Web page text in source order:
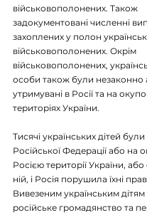
військовополонених. Також
задокументовані численні
захоплених у полон
військовополонених. Окрім
військовополонених,
особи також були незаконно
утримувані в Росії та на
територіях України.
Тисячі українських дітей
Російської Федерації або на
Росією території України,
ній, і Росія порушила їхні
Вивезеним українським
російське громадянство та